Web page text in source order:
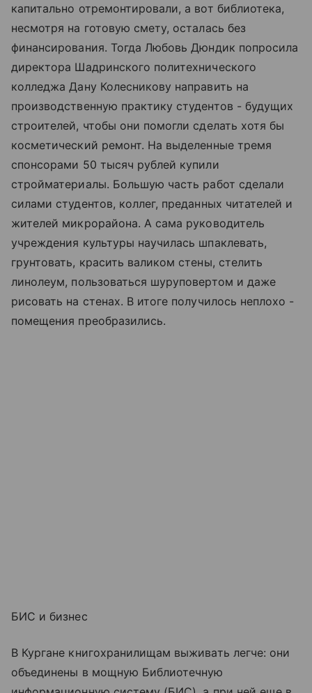
капитально отремонтировали, а вот библиотека,
несмотря на готовую смету, осталась без
финансирования. Тогда Любовь Дюндик попросила
директора Шадринского политехнического
колледжа Дану Колесникову направить на
производственную практику студентов - будущих
строителей, чтобы они помогли сделать хотя бы
косметический ремонт. На выделенные тремя
спонсорами 50 тысяч рублей купили
стройматериалы. Большую часть работ сделали
силами студентов, коллег, преданных читателей и
жителей микрорайона. А сама руководитель
учреждения культуры научилась шпаклевать,
грунтовать, красить валиком стены, стелить
линолеум, пользоваться шуруповертом и даже
рисовать на стенах. В итоге получилось неплохо -
помещения преобразились.
БИС и бизнес
В Кургане книгохранилищам выживать легче: они
объединены в мощную Библиотечную